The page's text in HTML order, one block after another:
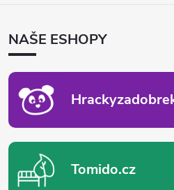
ANAŠE ESHOPY
Tomido.cz